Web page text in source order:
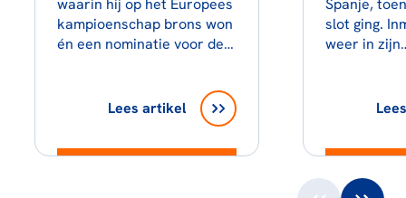
waarin hij op het Europees
kampioenschap brons won
én een nominatie voor de…
Lees artikel
Spanje,
slot ging.
weer in